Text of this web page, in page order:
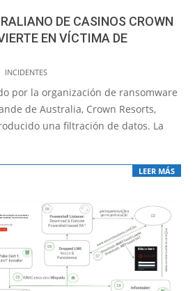
DE CASINOS CROWN
EN VÍCTIMA DE
INCIDENTES
por la organización de ransomware
de Australia, Crown Resorts,
una filtración de datos. La
LEER MÁS